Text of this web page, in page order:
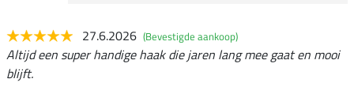
27.6.2026 (Bevestigde aankoop)
Altijd een super handige haak die jaren lang mee gaat en mooi
blijft.